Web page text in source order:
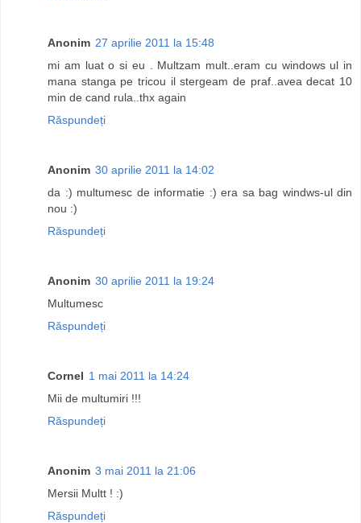
Anonim 27 aprilie 2011 la 15:48
mi am luat o si eu . Multzam mult..eram cu windows ul in
mana stanga pe tricou il stergeam de praf..avea decat 10
min de cand rula..thx again
Răspundeți
Anonim 30 aprilie 2011 la 14:02
da :) multumesc de informatie :) era sa bag windws-ul din
nou :)
Răspundeți
Anonim 30 aprilie 2011 la 19:24
Multumesc
Răspundeți
Cornel 1 mai 2011 la 14:24
Mii de multumiri !!!
Răspundeți
Anonim 3 mai 2011 la 21:06
Mersii Multt ! :)
Răspundeți